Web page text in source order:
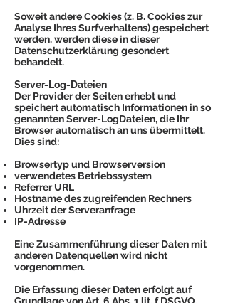
Soweit andere Cookies (z. B. Cookies zur
Analyse Ihres Surfverhaltens) gespeichert
werden, werden diese in dieser
Datenschutzerklärung gesondert
behandelt.
Server-Log-Dateien
Der Provider der Seiten erhebt und
speichert automatisch Informationen in so
genannten Server-LogDateien, die Ihr
Browser automatisch an uns übermittelt.
Dies sind:
Browsertyp und Browserversion
verwendetes Betriebssystem
Referrer URL
Hostname des zugreifenden Rechners
Uhrzeit der Serveranfrage
IP-Adresse
Eine Zusammenführung dieser Daten mit
anderen Datenquellen wird nicht
vorgenommen.
Die Erfassung dieser Daten erfolgt auf